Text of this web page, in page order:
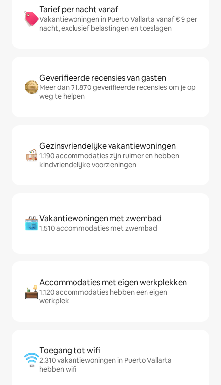
Tarief per nacht vanaf
Vakantiewoningen in Puerto Vallarta vanaf € 9 per
nacht, exclusief belastingen en toeslagen
Geverifieerde recensies van gasten
Meer dan 71.870 geverifieerde recensies om je op
weg te helpen
Gezinsvriendelijke vakantiewoningen
1.190 accommodaties zijn ruimer en hebben
kindvriendelijke voorzieningen
Vakantiewoningen met zwembad
1.510 accommodaties met zwembad
Accommodaties met eigen werkplekken
1.120 accommodaties hebben een eigen
werkplek
Toegang tot wifi
2.310 vakantiewoningen in Puerto Vallarta
hebben wifi